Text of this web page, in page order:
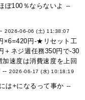
ぼ100％ならないよ --
2026-06-06 (土) 11:38:07
×6=420円-★リセット工
＋ネジ週任務350円で-30
速度は消費速度を上回
--2026-06-17 (水) 10:18:19
は+になるって事か --